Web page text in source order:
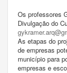
Os professores
Divulgação do
As etapas do
de empresas
município para
empresas e